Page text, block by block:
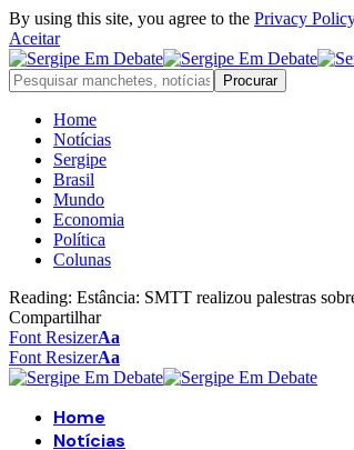
By using this site, you agree to the Privacy
Aceitar
Home
Notícias
Sergipe
Brasil
Mundo
Economia
Política
Colunas
Reading: Estância: SMTT realizou palestras
Compartilhar
Font ResizerAa
Font ResizerAa
Home
Notícias